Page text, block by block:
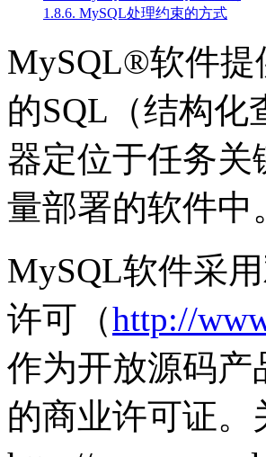
1.8.6. MySQL处理约束的方式
MySQL®软件提
的SQL（结构化
器定位于任务
量部署的软件中
MySQL软件采
许可（http://
作为开放源码产
的商业许可证